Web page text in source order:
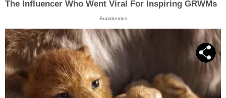
The Influencer Who Went Viral For Inspiring GRWMs
Brainberries